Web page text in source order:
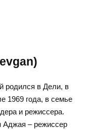
родился в Дели, в
1969 года, в семье
и режиссера.
Аджая – режиссер